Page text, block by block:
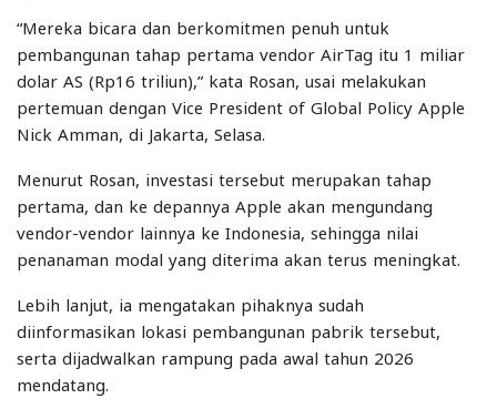
“Mereka bicara dan berkomitmen penuh untuk
pembangunan tahap pertama vendor AirTag itu 1 miliar
dolar AS (Rp16 triliun),” kata Rosan, usai melakukan
pertemuan dengan Vice President of Global Policy Apple
Nick Amman, di Jakarta, Selasa.
Menurut Rosan, investasi tersebut merupakan tahap
pertama, dan ke depannya Apple akan mengundang
vendor-vendor lainnya ke Indonesia, sehingga nilai
penanaman modal yang diterima akan terus meningkat.
Lebih lanjut, ia mengatakan pihaknya sudah
diinformasikan lokasi pembangunan pabrik tersebut,
serta dijadwalkan rampung pada awal tahun 2026
mendatang.